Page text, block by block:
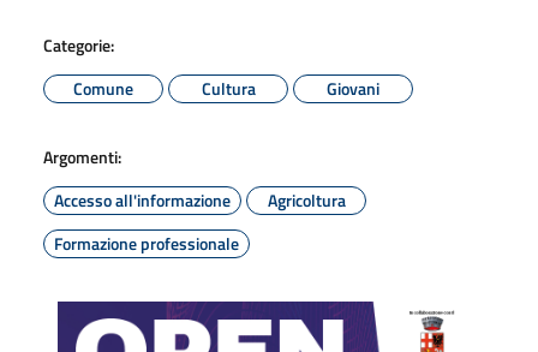
Categorie:
Comune
Cultura Giovani
Argomenti:
Accesso all'informazione
Agricoltura
Formazione professionale